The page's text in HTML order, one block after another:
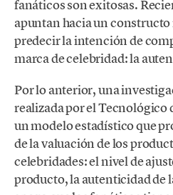
fanáticos son exitosas.
apuntan hacia un constructo
predecir la intención de
marca de celebridad: la
Por lo anterior, una
realizada por el
un modelo estadístico que
de la valuación de los
celebridades: el nivel de
producto, la autenticidad de